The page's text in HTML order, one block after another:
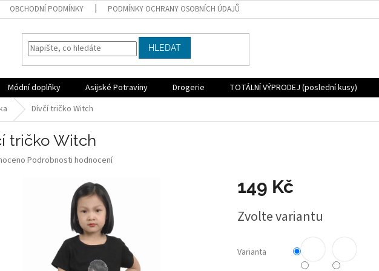
OBCHODNÍ PODMÍNKY PODMÍNKY OCHRANY OSOBNÍCH ÚDAJŮ
HLEDAT
Módní doplňky Asijské Potraviny Drogerie TOTÁLNÍ VÝPRODEJ (poslední kusy)
Dívčí tričko Witch
tričko Witch
Podrobnosti hodnocení
149 Kč
cena:
Zvolte variantu
Varianta